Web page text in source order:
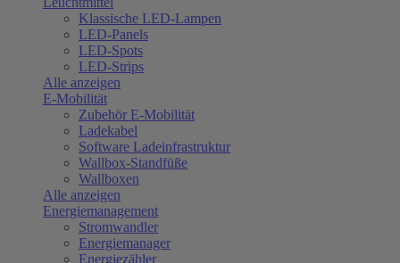
Klassische LED-Lampen
LED-Panels
LED-Spots
LED-Strips
Alle anzeigen
E-Mobilität
Zubehör E-Mobilität
Ladekabel
Software Ladeinfrastruktur
Wallbox-Standfüße
Wallboxen
Alle anzeigen
Energiemanagement
Stromwandler
Energiemanager
Energiezähler